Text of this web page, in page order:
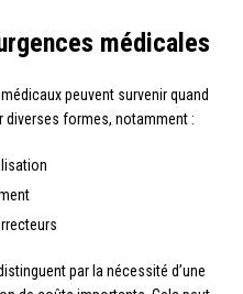
médicales
peuvent survenir quand
diverses formes, notamment :
par la nécessité d’une